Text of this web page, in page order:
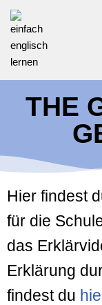
Inhalt
THE
Hier findest
für die
das
Erklärung
findest du